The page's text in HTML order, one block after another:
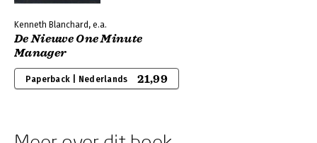
Kenneth Blanchard, e.a.
De Nieuwe One Minute
Manager
Paperback | Nederlands 21,99